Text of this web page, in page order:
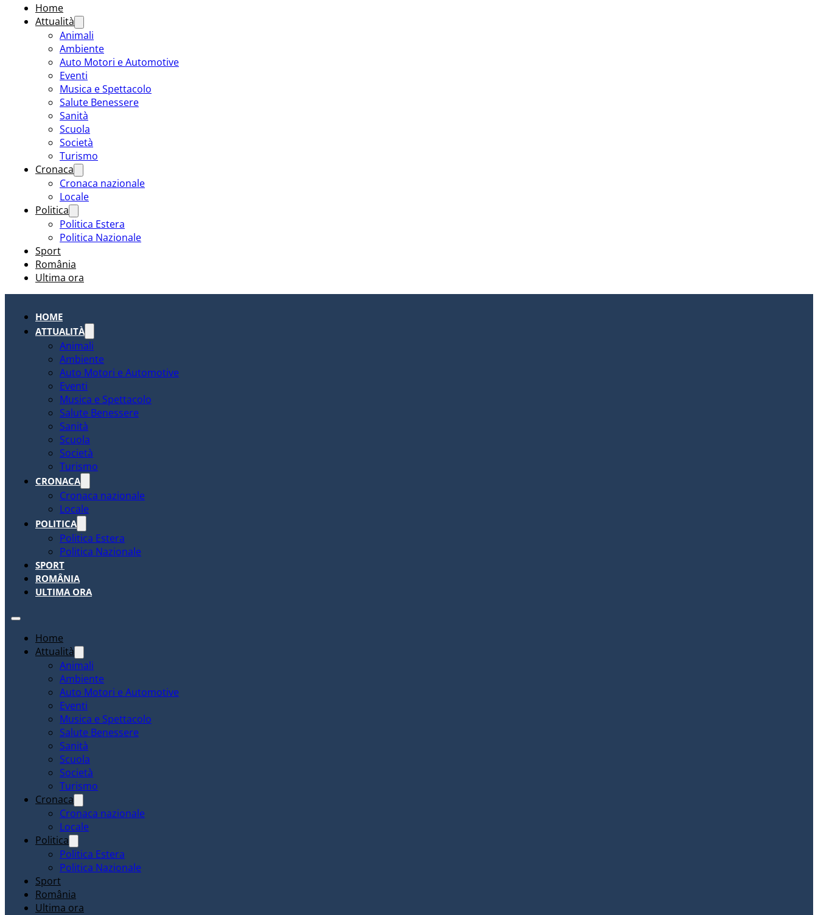
Home
Attualità
Animali
Ambiente
Auto Motori e Automotive
Eventi
Musica e Spettacolo
Salute Benessere
Sanità
Scuola
Società
Turismo
Cronaca
Cronaca nazionale
Locale
Politica
Politica Estera
Politica Nazionale
Sport
România
Ultima ora
HOME
ATTUALITÀ
Animali
Ambiente
Auto Motori e Automotive
Eventi
Musica e Spettacolo
Salute Benessere
Sanità
Scuola
Società
Turismo
CRONACA
Cronaca nazionale
Locale
POLITICA
Politica Estera
Politica Nazionale
SPORT
ROMÂNIA
ULTIMA ORA
Home
Attualità
Animali
Ambiente
Auto Motori e Automotive
Eventi
Musica e Spettacolo
Salute Benessere
Sanità
Scuola
Società
Turismo
Cronaca
Cronaca nazionale
Locale
Politica
Politica Estera
Politica Nazionale
Sport
România
Ultima ora